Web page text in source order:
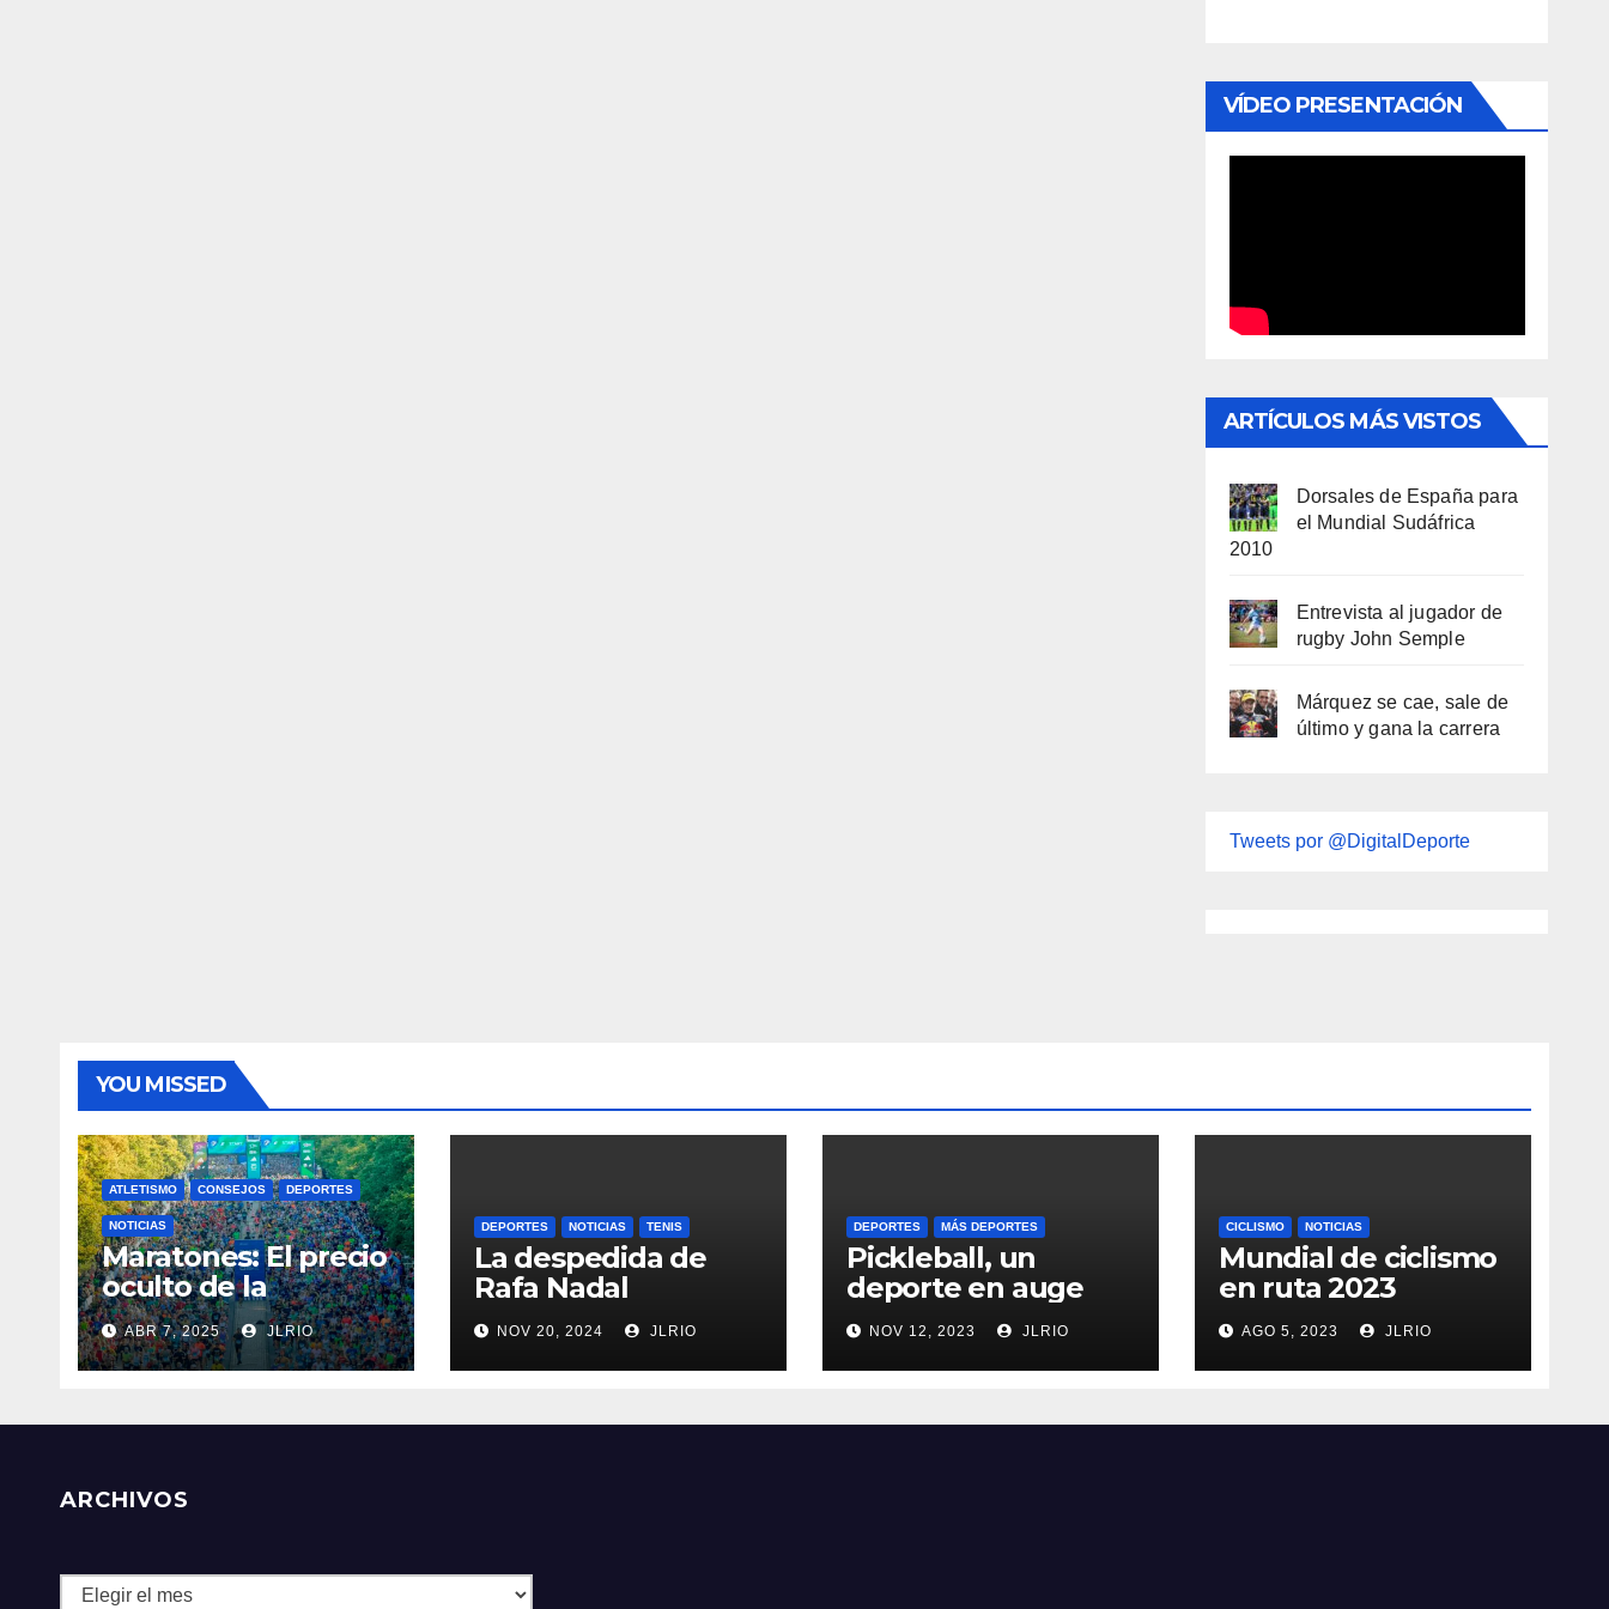
VÍDEO PRESENTACIÓN
ARTÍCULOS MÁS VISTOS
Dorsales de España para
el Mundial Sudáfrica
2010
Entrevista al jugador de
rugby John Semple
Márquez se cae, sale de
último y gana la carrera
Tweets por @DigitalDeporte
YOU MISSED
ATLETISMO CONSEJOS DEPORTES
NOTICIAS
Maratones: El precio
oculto de la
resistencia
ABR 7, 2025 JLRIO
DEPORTES NOTICIAS TENIS
La despedida de
Rafa Nadal
NOV 20, 2024 JLRIO
DEPORTES MÁS DEPORTES
Pickleball, un
deporte en auge
NOV 12, 2023 JLRIO
CICLISMO NOTICIAS
Mundial de ciclismo
en ruta 2023
AGO 5, 2023 JLRIO
ARCHIVOS
Archivos